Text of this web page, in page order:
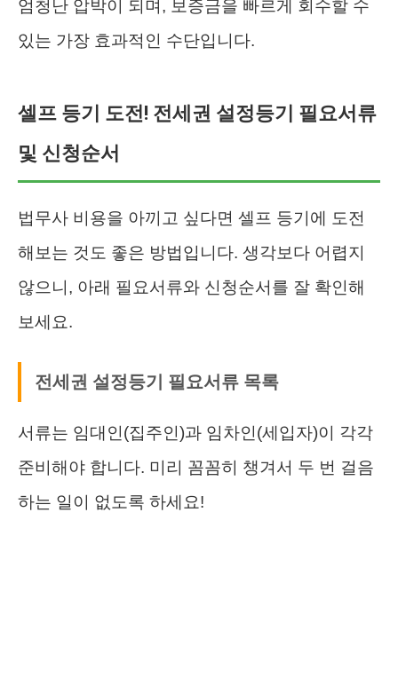
엄청난 압박이 되며, 보증금을 빠르게 회수할 수
있는 가장 효과적인 수단입니다.
셀프 등기 도전! 전세권 설정등기 필요서류
및 신청순서
법무사 비용을 아끼고 싶다면 셀프 등기에 도전
해보는 것도 좋은 방법입니다. 생각보다 어렵지
않으니, 아래 필요서류와 신청순서를 잘 확인해
보세요.
전세권 설정등기 필요서류 목록
서류는 임대인(집주인)과 임차인(세입자)이 각각
준비해야 합니다. 미리 꼼꼼히 챙겨서 두 번 걸음
하는 일이 없도록 하세요!